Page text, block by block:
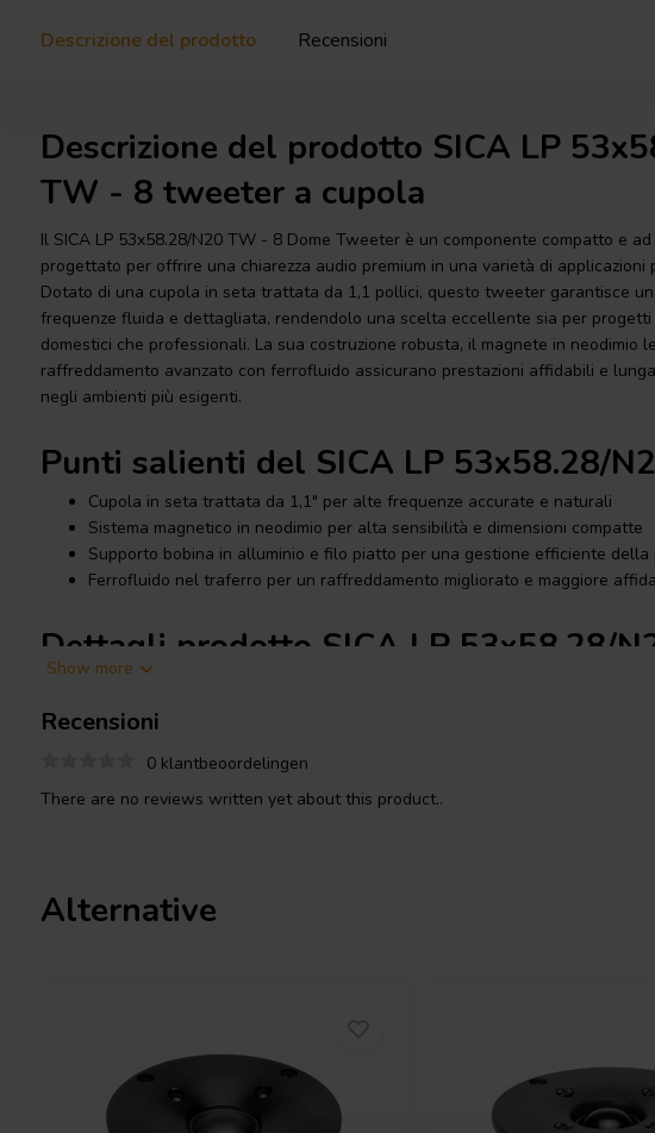
Descrizione del prodotto Recensioni
Descrizione del prodotto SICA LP
TW - 8 tweeter a cupola
Il SICA LP 53x58.28/N20 TW - 8 Dome Tweeter è un componente compatto e
progettato per offrire una chiarezza audio premium in una varietà di applicazioni
Dotato di una cupola in seta trattata da 1,1 pollici, questo tweeter garantisce
frequenze fluida e dettagliata, rendendolo una scelta eccellente sia per progetti
domestici che professionali. La sua costruzione robusta, il magnete in neodimio
raffreddamento avanzato con ferrofluido assicurano prestazioni affidabili e
negli ambienti più esigenti.
Punti salienti del SICA LP 53x58.28/
Cupola in seta trattata da 1,1" per alte frequenze accurate e naturali
Sistema magnetico in neodimio per alta sensibilità e dimensioni compatte
Supporto bobina in alluminio e filo piatto per una gestione efficiente della
Ferrofluido nel traferro per un raffreddamento migliorato e maggiore
Dettagli prodotto SICA LP 53x58.28/
SICALP 53x58.28/N20 TW - 8 Dome Tweeter
Questo dome tweeter si distingue per le sue dimensioni complessive di 53x58
estremamente ridotto di soli 80 grammi, che consente un'integrazione flessibile in
circuito magnetico avanzato in neodimio contribuisce all'elevata sensibilità di 95,8
permettendo di riprodurre dettagli e dinamiche con facilità.
ottimizzando la dissipazione del calore e l'efficienza energetica. Il ferrofluido
migliora ulteriormente la gestione termica, garantendo un funzionamento
sessioni di ascolto prolungate o in sistemi ad alta potenza.
Show more
Recensioni
0 klantbeoordelingen
There are no reviews written yet about this product..
Alternative